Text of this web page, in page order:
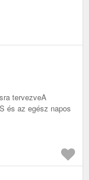
tervezveA
és az egész napos